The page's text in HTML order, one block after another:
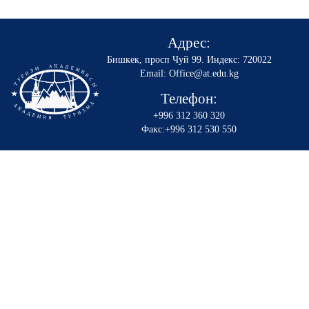
Адрес:
Бишкек, просп Чуй 99. Индекс: 720022
Email: Office@at.edu.kg
Телефон:
+996 312 360 320
Факс:+996 312 530 550